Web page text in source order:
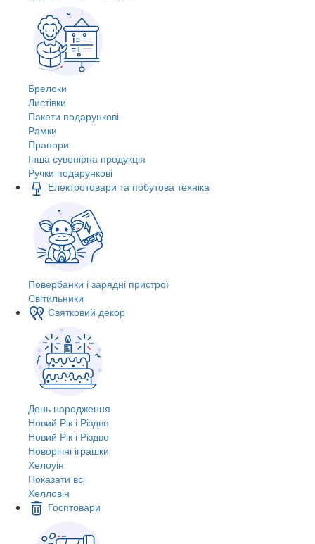
Брелоки
Листівки
Пакети подарункові
Рамки
Прапори
Інша сувенірна продукція
Ручки подарункові
Електротовари та побутова техніка
Повербанки і зарядні пристрої
Світильники
Святковий декор
День народження
Новий Рік і Різдво
Новий Рік і Різдво
Новорічні іграшки
Хелоуін
Показати всі
Хелловін
Госптовари